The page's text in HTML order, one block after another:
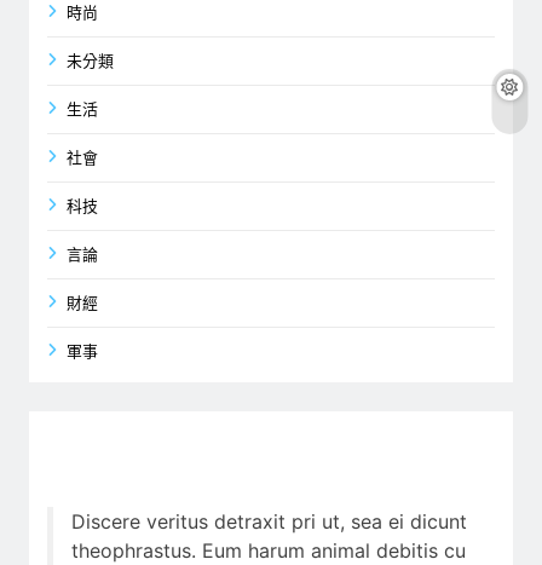
時尚
未分類
生活
社會
科技
言論
財經
軍事
Discere veritus detraxit pri ut, sea ei dicunt
theophrastus. Eum harum animal debitis cu